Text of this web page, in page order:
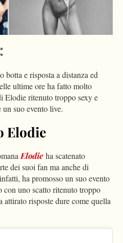
botta e risposta a distanza ed
ultime ore ha fatto molto
Elodie ritenuto troppo sexy e
suo evento live.
Elodie
Elodieha scatenato
dei suoi fan ma anche di
ha promosso un suo evento
con uno scatto ritenuto troppo
attirato risposte dure come quella